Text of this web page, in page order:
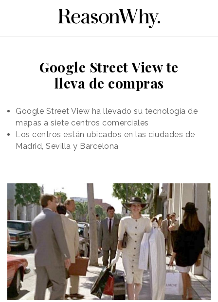
Google Street View te
lleva de compras
Google Street View ha llevado su tecnología de
mapas a siete centros comerciales
Los centros están ubicados en las ciudades de
Madrid, Sevilla y Barcelona